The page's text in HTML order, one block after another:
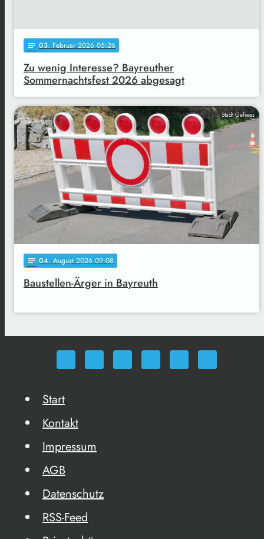
notes 03. Februar 2026 05:26
Zu wenig Interesse? Bayreuther
Sommernachtsfest 2026 abgesagt
Stadt Gefrees
notes 04. August 2026 09:08
Baustellen-Ärger in Bayreuth
Start
Kontakt
Impressum
AGB
Datenschutz
RSS-Feed